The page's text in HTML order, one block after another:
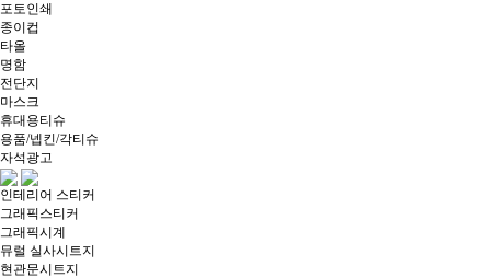
포토인쇄
종이컵
타올
명함
전단지
마스크
휴대용티슈
용품/넵킨/각티슈
자석광고
인테리어 스티커
그래픽스티커
그래픽시계
뮤럴 실사시트지
현관문시트지